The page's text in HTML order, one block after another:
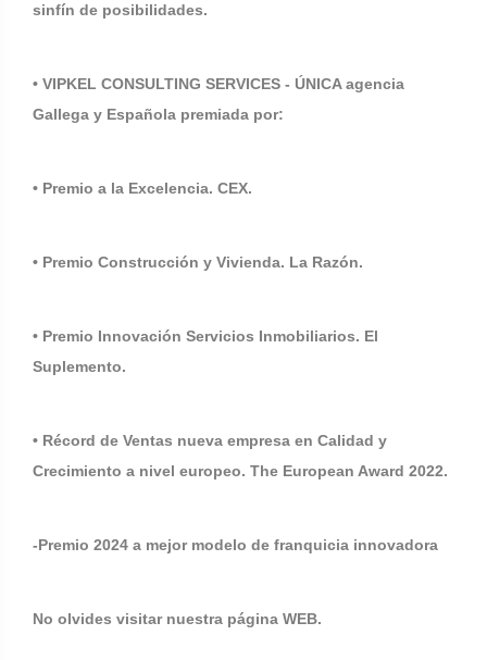
sinfín de posibilidades.
• VIPKEL CONSULTING SERVICES - ÚNICA agencia
Gallega y Española premiada por:
• Premio a la Excelencia. CEX.
• Premio Construcción y Vivienda. La Razón.
• Premio Innovación Servicios Inmobiliarios. El
Suplemento.
• Récord de Ventas nueva empresa en Calidad y
Crecimiento a nivel europeo. The European Award 2022.
-Premio 2024 a mejor modelo de franquicia innovadora
No olvides visitar nuestra página WEB.